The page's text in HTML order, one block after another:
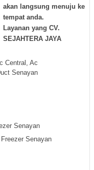
akan langsung menuju ke
tempat anda.
Layanan yang CV.
SEJAHTERA JAYA
Central, Ac
Senayan
Senayan
Senayan